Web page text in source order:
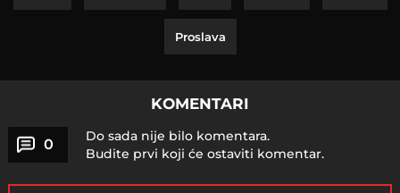
Proslava
KOMENTARI
0
Do sada nije bilo komentara.
Budite prvi koji će ostaviti komentar.